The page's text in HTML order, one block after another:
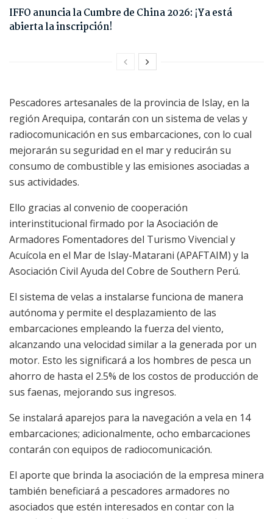
IFFO anuncia la Cumbre de China 2026: ¡Ya está
abierta la inscripción!
Pescadores artesanales de la provincia de Islay, en la
región Arequipa, contarán con un sistema de velas y
radiocomunicación en sus embarcaciones, con lo cual
mejorarán su seguridad en el mar y reducirán su
consumo de combustible y las emisiones asociadas a
sus actividades.
Ello gracias al convenio de cooperación
interinstitucional firmado por la Asociación de
Armadores Fomentadores del Turismo Vivencial y
Acuícola en el Mar de Islay-Matarani (APAFTAIM) y la
Asociación Civil Ayuda del Cobre de Southern Perú.
El sistema de velas a instalarse funciona de manera
autónoma y permite el desplazamiento de las
embarcaciones empleando la fuerza del viento,
alcanzando una velocidad similar a la generada por un
motor. Esto les significará a los hombres de pesca un
ahorro de hasta el 2.5% de los costos de producción de
sus faenas, mejorando sus ingresos.
Se instalará aparejos para la navegación a vela en 14
embarcaciones; adicionalmente, ocho embarcaciones
contarán con equipos de radiocomunicación.
El aporte que brinda la asociación de la empresa minera
también beneficiará a pescadores armadores no
asociados que estén interesados en contar con la